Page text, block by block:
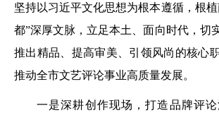
坚持以习近平文化思想为根本遵循，根
都”深厚文脉，立足本土、面向时代，切
推出精品、提高审美、引领风尚的核心
推动全市文艺评论事业高质量发展。
一是深耕创作现场，打造品牌评